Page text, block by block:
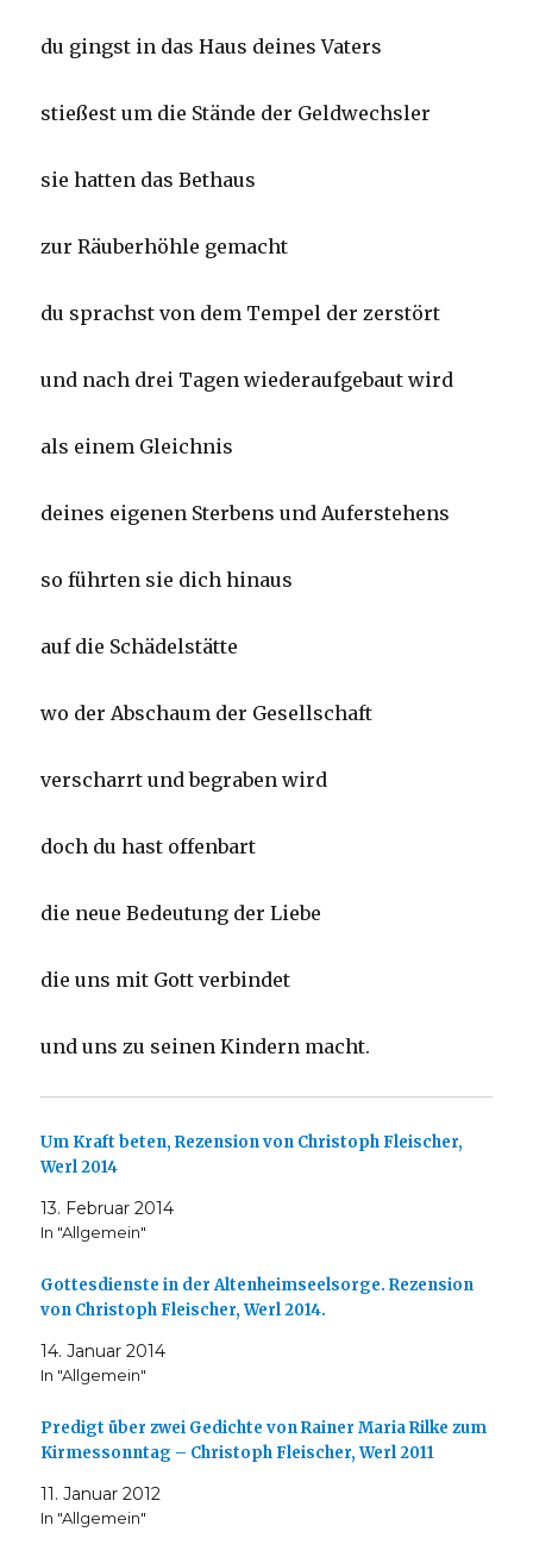
du gingst in das Haus deines Vaters
stießest um die Stände der Geldwechsler
sie hatten das Bethaus
zur Räuberhöhle gemacht
du sprachst von dem Tempel der zerstört
und nach drei Tagen wiederaufgebaut wird
als einem Gleichnis
deines eigenen Sterbens und Auferstehens
so führten sie dich hinaus
auf die Schädelstätte
wo der Abschaum der Gesellschaft
verscharrt und begraben wird
doch du hast offenbart
die neue Bedeutung der Liebe
die uns mit Gott verbindet
und uns zu seinen Kindern macht.
Um Kraft beten, Rezension von Christoph Fleischer,
Werl 2014
13. Februar 2014
In "Allgemein"
Gottesdienste in der Altenheimseelsorge. Rezension
von Christoph Fleischer, Werl 2014.
14. Januar 2014
In "Allgemein"
Predigt über zwei Gedichte von Rainer Maria Rilke zum
Kirmessonntag – Christoph Fleischer, Werl 2011
11. Januar 2012
In "Allgemein"